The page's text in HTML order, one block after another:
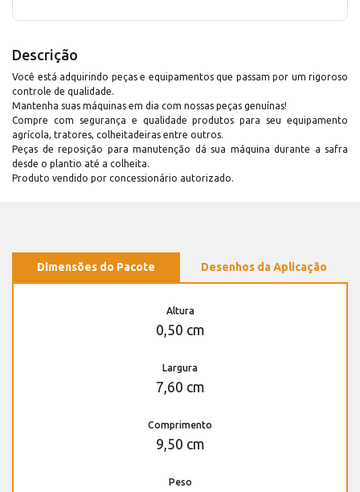
Descrição
Você está adquirindo peças e equipamentos que passam por um rigoroso
controle de qualidade.
Mantenha suas máquinas em dia com nossas peças genuínas!
Compre com segurança e qualidade produtos para seu equipamento
agrícola, tratores, colheitadeiras entre outros.
Peças de reposição para manutenção dá sua máquina durante a safra
desde o plantio até a colheita.
Produto vendido por concessionário autorizado.
Dimensões do Pacote Desenhos da Aplicação
Altura
0,50 cm
Largura
7,60 cm
Comprimento
9,50 cm
Peso